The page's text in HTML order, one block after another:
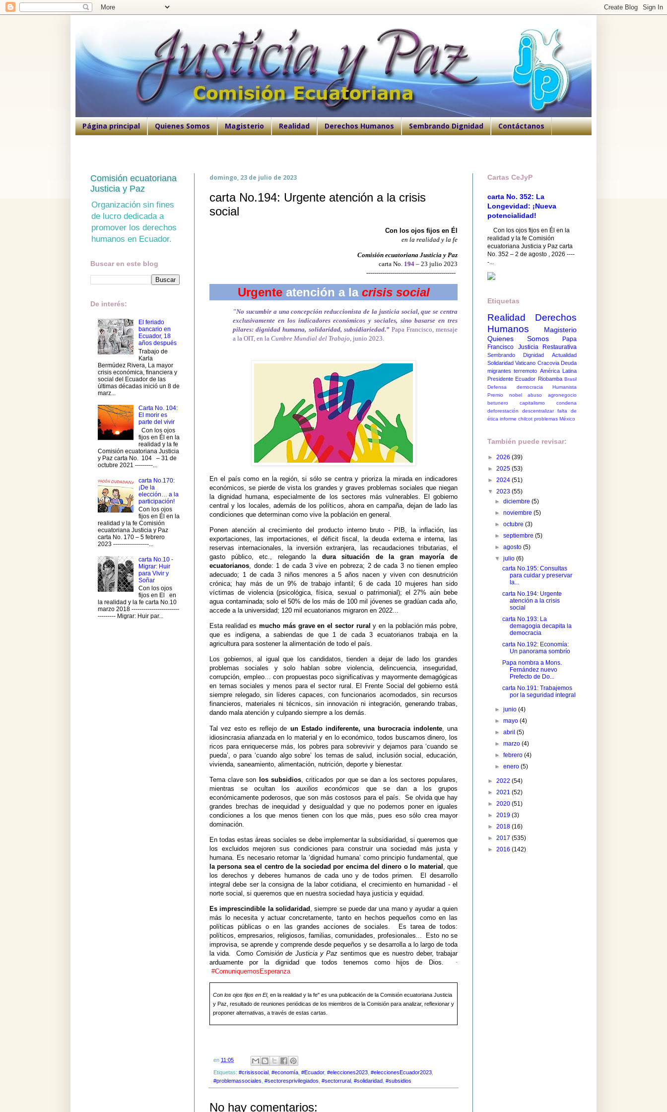
Página principal Quienes Somos Magisterio Realidad Derechos Humanos Sembrando Dignidad Contáctanos
domingo, 23 de julio de 2023
carta No.194: Urgente atención a la crisis
social
Con los ojos fijos en Él
en la realidad y la fe
Comisión ecuatoriana Justicia y Paz
carta No. 194 – 23 julio 2023
---------------------------------------------
Urgenteatención a la crisis social
"No sucumbir a una concepción reduccionista de la justicia social, que se centra
exclusivamente en los indicadores económicos y sociales, sino basarse en tres
pilares: dignidad humana, solidaridad, subsidiariedad.” Papa Francisco, mensaje
a la OIT, en laCumbre Mundial del Trabajo , junio 2023.
En el país como en la región, si sólo se centra y prioriza la mirada en indicadores
económicos, se pierde de vista los grandes y graves problemas sociales que niegan
la dignidad humana, especialmente de los sectores más vulnerables. El gobierno
central y los locales, además de los políticos, ahora en campaña, dejan de lado las
condiciones que determinan como vive la población en general.
Ponen atención al crecimiento del producto interno bruto - PIB, la inflación, las
exportaciones, las importaciones, el déficit fiscal, la deuda externa e interna, las
reservas internacionales, la inversión extranjera, las recaudaciones tributarias, el
gasto público, etc., relegando la dura situación de la gran mayoría de
ecuatorianos, donde: 1 de cada 3 vive en pobreza; 2 de cada 3 no tienen empleo
adecuado; 1 de cada 3 niños menores a 5 años nacen y viven con desnutrición
crónica; hay más de un 9% de trabajo infantil; 6 de cada 10 mujeres han sido
víctimas de violencia (psicológica, física, sexual o patrimonial); el 27% aún bebe
agua contaminada; solo el 50% de los más de 100 mil jóvenes se gradúan cada año,
accede a la universidad; 120 mil ecuatorianos migraron en 2022...
Esta realidad esmucho más grave en el sector rural y en la población más pobre,
que es indígena, a sabiendas de que 1 de cada 3 ecuatorianos trabaja en la
agricultura para sostener la alimentación de todo el país.
Los gobiernos, al igual que los candidatos, tienden a dejar de lado los grandes
problemas sociales y solo hablan sobre violencia, delincuencia, inseguridad,
corrupción, empleo… con propuestas poco significativas y mayormente demagógicas
en temas sociales y menos para el sector rural. El Frente Social del gobierno está
siempre relegado, sin líderes capaces, con funcionarios acomodados, sin recursos
financieros, materiales ni técnicos, sin innovación ni integración, generando trabas,
dando mala atención y culpando siempre a los demás.
Tal vez esto es reflejo de un Estado indiferente, una burocracia indolente, una
idiosincrasia afianzada en lo material y en lo económico, todos buscamos dinero, los
ricos para enriquecerse más, los pobres para sobrevivir y dejamos para ‘cuando se
pueda’, o para ‘cuando algo sobre’ los temas de salud, inclusión social, educación,
vivienda, saneamiento, alimentación, nutrición, deporte y bienestar.
Tema clave son los subsidios, criticados por que se dan a los sectores populares,
mientras se ocultan losauxilios económicos que se dan a los grupos
económicamente poderosos, que son más costosos para el país. Se olvida que hay
grandes brechas de inequidad y desigualdad y que no podemos poner en iguales
condiciones a los que menos tienen con los que más, pues eso sólo crea mayor
dominación.
En todas estas áreas sociales se debe implementar la subsidiaridad, si queremos que
los excluidos mejoren sus condiciones para construir una sociedad más justa y
humana. Es necesario retomar la ‘dignidad humana’ como principio fundamental, que
la persona sea el centro de la sociedad por encima del dinero o lo material , que
los derechos y deberes humanos de cada uno y de todos primen. El desarrollo
integral debe ser la consigna de la labor cotidiana, el crecimiento en humanidad - el
norte social, si queremos que en nuestra sociedad haya justicia y equidad.
Es imprescindible la solidaridad , siempre se puede dar una mano y ayudar a quien
más lo necesita y actuar concretamente, tanto en hechos pequeños como en las
políticas públicas o en las grandes acciones de sociales. Es tarea de todos:
políticos, empresarios, religiosos, familias, comunidades, profesionales... Esto no se
improvisa, se aprende y comprende desde pequeños y se desarrolla a lo largo de toda
la vida. Como Comisión de Justicia y Paz sentimos que es nuestro deber, trabajar
arduamente por la dignidad que todos tenemos como hijos de Dios. ·
#ComuniquemosEsperanza
Con los ojos fijos en El, en la realidad y la fe" es una publicación de la Comisión ecuatoriana Justicia
y Paz, resultado de reuniones periódicas de los miembros de la Comisión para analizar, reflexionar y
proponer alternativas, a través de estas cartas.
en 11:05
Etiquetas: #crisissocial #economía #Ecuador, #elecciones2023 #eleccionesEcuador2023
#problemassociales #sectoresprivilegiados #sectorrural #solidaridad #subsidios
No hay comentarios:
Comisión ecuatoriana
Justicia y Paz
Organización sin fines
de lucro dedicada a
promover los derechos
humanos en Ecuador.
Buscar en este blog
De interés:
El feriado
bancario en
Ecuador, 18
años después
Trabajo de
Karla
Bermúdez Rivera, La mayor
crisis económica, financiera y
social del Ecuador de las
últimas décadas inició un 8 de
marz...
Carta No. 104:
El morir es
parte del vivir
Con los ojos
fijos en Él en la
realidad y la fe
Comisión ecuatoriana Justicia
y Paz carta No. 104 – 31 de
octubre 2021 ---------...
carta No.170:
¡De la
elección… a la
participación!
Con los ojos
fijos en Él en la
realidad y la fe Comisión
ecuatoriana Justicia y Paz
carta No. 170 – 5 febrero
2023 ------------------...
carta No.10 -
Migrar: Huir
para Vivir y
Soñar
Con los ojos
fijos en El en
la realidad y la fe carta No.10
marzo 2018 ------------------------
--------- Migrar: Huir par...
Cartas CeJyP
carta No. 352: La
Longevidad: ¡Nueva
potencialidad!
Con los ojos fijos en Él en la
realidad y la fe Comisión
ecuatoriana Justicia y Paz carta
No. 352 – 2 de agosto , 2026 ----
-...
Etiquetas
Realidad
Derechos
Humanos
Magisterio
Quienes Somos
Papa
Francisco
Justicia Restaurativa
Sembrando Dignidad
Actualidad
Solidaridad Vaticano Cracovia Deuda
migrantes terremoto América Latina
Presidente Ecuador Riobamba Brasil
Defensa democracia
Humanista
Premio nobel
abuso
agronegocio
betunero
capitalismo
condena
deforestación
descentralizar
falta de
ética informe chilcot problemas México
También puede revisar:
► 2026 (39)
► 2025 (53)
► 2024 (51)
▼ 2023 (55)
►diciembre(5)
►noviembre(5)
►octubre(3)
►septiembre(5)
►agosto(5)
▼julio(6)
carta No.195: Consultas
para cuidar y preservar
la...
carta No.194: Urgente
atención a la crisis
social
carta No.193: La
demagogia decapita la
democracia
carta No.192: Economía:
Un panorama sombrío
Papa nombra a Mons.
Fernández nuevo
Prefecto de Do...
carta No.191: Trabajemos
por la seguridad integral
►junio(4)
►mayo(4)
►abril(5)
►marzo(4)
►febrero(4)
►enero(5)
► 2022 (54)
► 2021 (52)
► 2020 (51)
► 2019 (3)
► 2018 (16)
► 2017 (535)
► 2016 (142)